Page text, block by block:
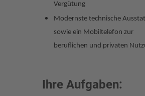
Vergütung
Modernste technische
sowie ein Mobiltelefon zur
beruflichen und privaten
Ihre Aufgaben: